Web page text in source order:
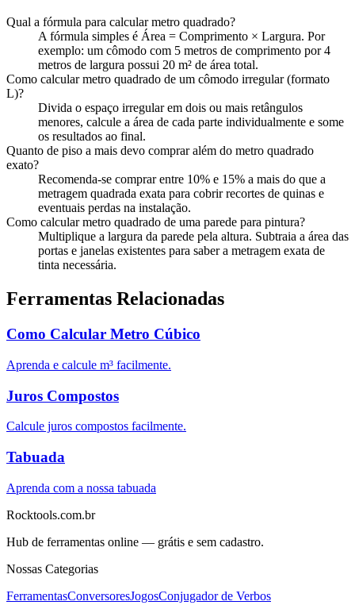
Qual a fórmula para calcular metro quadrado?
A fórmula simples é Área = Comprimento × Largura. Por
exemplo: um cômodo com 5 metros de comprimento por 4
metros de largura possui 20 m² de área total.
Como calcular metro quadrado de um cômodo irregular (formato
L)?
Divida o espaço irregular em dois ou mais retângulos
menores, calcule a área de cada parte individualmente e some
os resultados ao final.
Quanto de piso a mais devo comprar além do metro quadrado
exato?
Recomenda-se comprar entre 10% e 15% a mais do que a
metragem quadrada exata para cobrir recortes de quinas e
eventuais perdas na instalação.
Como calcular metro quadrado de uma parede para pintura?
Multiplique a largura da parede pela altura. Subtraia a área das
portas e janelas existentes para saber a metragem exata de
tinta necessária.
Ferramentas Relacionadas
Como Calcular Metro Cúbico
Aprenda e calcule m³ facilmente.
Juros Compostos
Calcule juros compostos facilmente.
Tabuada
Aprenda com a nossa tabuada
Rocktools.com.br
Hub de ferramentas online — grátis e sem cadastro.
Nossas Categorias
FerramentasConversoresJogosConjugador de Verbos